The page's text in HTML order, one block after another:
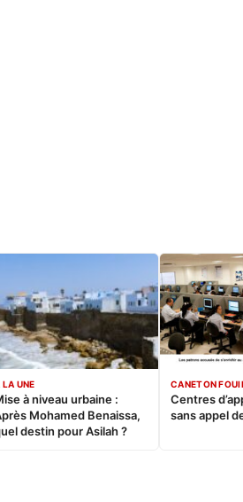
LA UNE
à niveau urbaine :
Mohamed Benaissa,
destin pour Asilah ?
CANETON
Centres
sans appel